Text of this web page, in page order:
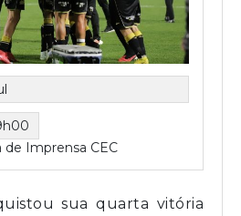
de Imprensa CEC
sua quarta vitória